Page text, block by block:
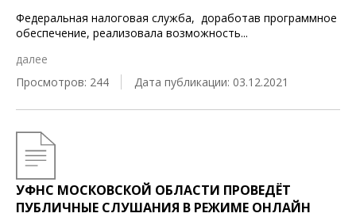
Федеральная налоговая служба, доработав программное
обеспечение, реализовала возможность...
далее
Просмотров: 244
Дата публикации: 03.12.2021
УФНС МОСКОВСКОЙ ОБЛАСТИ ПРОВЕДЁТ
ПУБЛИЧНЫЕ СЛУШАНИЯ В РЕЖИМЕ ОНЛАЙН